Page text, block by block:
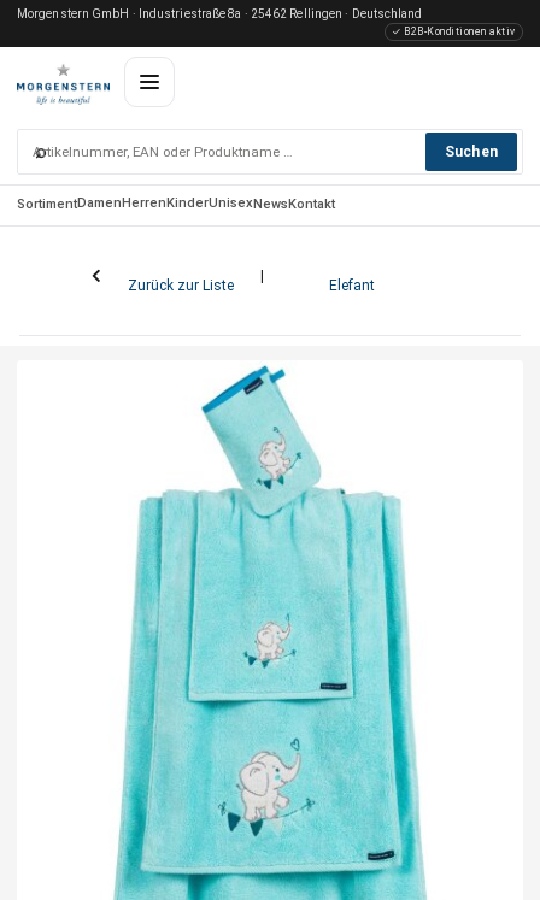
Morgenstern GmbH · Industriestraße 8a · 25462 Rellingen · Deutschland
✓ B2B-Konditionen aktiv
⌕ Suchen
SortimentDamenHerrenKinderUnisexNewsKontakt
Zurück zur Liste Elefant